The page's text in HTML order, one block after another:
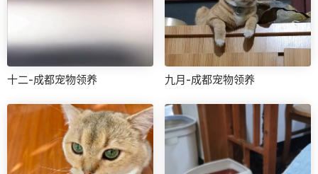
十二-成都宠物领养 九月-成都宠物领养